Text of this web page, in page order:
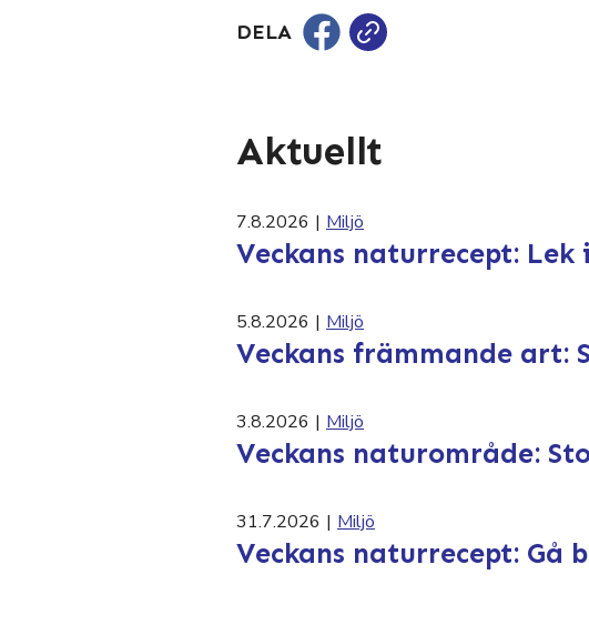
DELA
Aktuellt
7.8.2026 | Miljö
Veckans naturrecept: Lek
5.8.2026 | Miljö
Veckans främmande art:
3.8.2026 | Miljö
Veckans naturområde:
31.7.2026 | Miljö
Veckans naturrecept: Gå